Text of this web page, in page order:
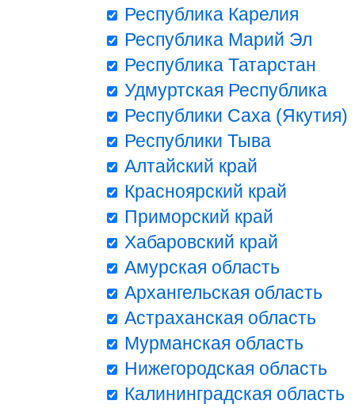
Республика Карелия
Республика Марий Эл
Республика Татарстан
Удмуртская Республика
Республики Саха (Якутия)
Республики Тыва
Алтайский край
Красноярский край
Приморский край
Хабаровский край
Амурская область
Архангельская область
Астраханская область
Мурманская область
Нижегородская область
Калининградская область